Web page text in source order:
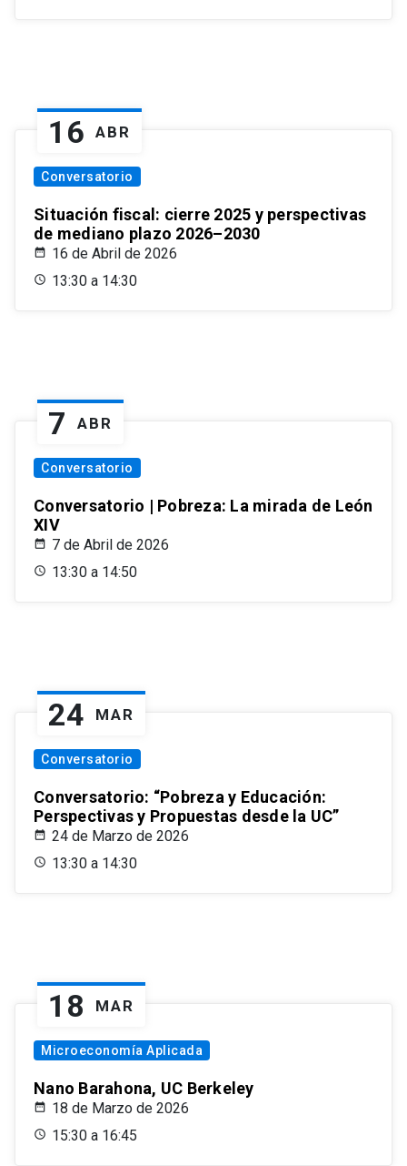
16 ABR
Conversatorio
Situación fiscal: cierre 2025 y perspectivas
de mediano plazo 2026–2030
16 de Abril de 2026
13:30 a 14:30
7 ABR
Conversatorio
Conversatorio | Pobreza: La mirada de León
XIV
7 de Abril de 2026
13:30 a 14:50
24 MAR
Conversatorio
Conversatorio: “Pobreza y Educación:
Perspectivas y Propuestas desde la UC”
24 de Marzo de 2026
13:30 a 14:30
18 MAR
Microeconomía Aplicada
Nano Barahona, UC Berkeley
18 de Marzo de 2026
15:30 a 16:45